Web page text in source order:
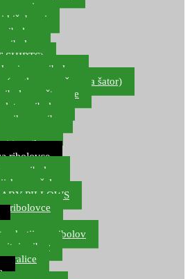
kišobrani
ribolov
ribolov
SHIRTS)
za ribolov
(naglavne, ručne, za šator)
štapove
za ribolov
prihranu ribe
oprema
i optika
ribolovce
za ribolov
naočale
PILLOWS
ribolovce
kutije za ribolov
sitni pribor